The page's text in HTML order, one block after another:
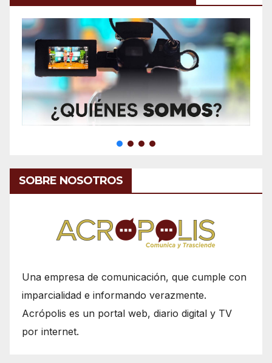
SOBRE NOSOTROS
Una empresa de comunicación, que cumple con
imparcialidad e informando verazmente.
Acrópolis es un portal web, diario digital y TV
por internet.